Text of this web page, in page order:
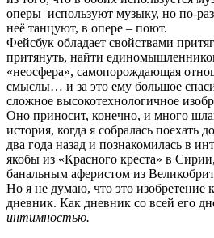
оперы используют музыку, но по-
неё танцуют, в опере – поют.
Фейсбук обладает свойствами
притянуть, найти
«неосфера», самопорождающая
смыслы… и за это ему большое
сложное высокотехнологичное
Оно приносит, конечно, и много
история, когда я собралась поехать
два года назад и познакомилась в
якобы из «Красного креста» в
банальным аферистом из
Но я не думаю, что это изобретение
дневник. Как дневник со всей его
интимностью.